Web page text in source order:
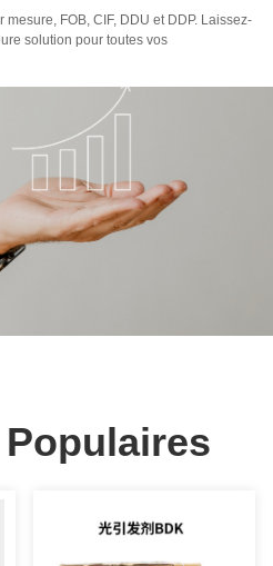
FOB, CIF, DDU et DDP. Laissez-
solution pour toutes vos